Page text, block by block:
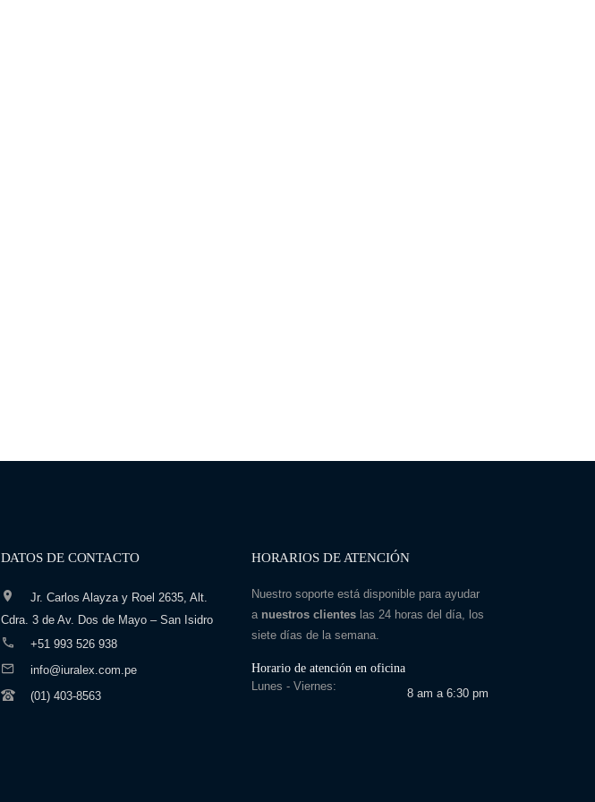
DATOS DE CONTACTO
Jr. Carlos Alayza y Roel 2635, Alt.
Cdra. 3 de Av. Dos de Mayo – San Isidro
+51 993 526 938
info@iuralex.com.pe
(01) 403-8563
HORARIOS DE ATENCIÓN
Nuestro soporte está disponible para ayudar
a nuestros clienteslas 24 horas del día, los
siete días de la semana.
Horario de atención en oficina
Lunes - Viernes:
8 am a 6:30 pm